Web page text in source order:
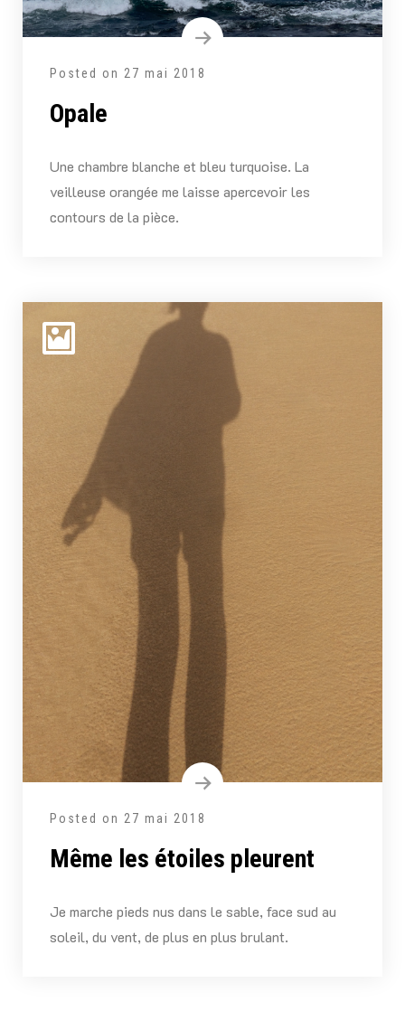
Posted on 27 mai 2018
Opale
Une chambre blanche et bleu turquoise. La
veilleuse orangée me laisse apercevoir les
contours de la pièce.
Posted on 27 mai 2018
Même les étoiles pleurent
Je marche pieds nus dans le sable, face sud au
soleil, du vent, de plus en plus brulant.